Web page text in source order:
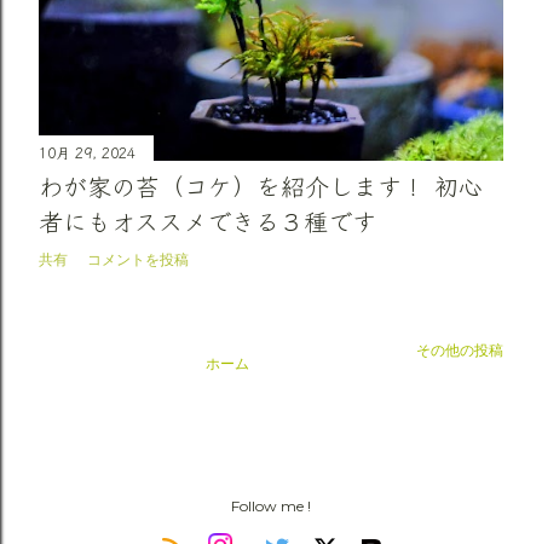
10月 29, 2024
わが家の苔（コケ）を紹介します！ 初心
者にもオススメできる３種です
共有 コメントを投稿
ホーム
その他の投稿
Follow me !